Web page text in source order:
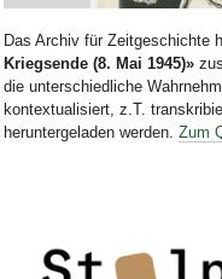
Das Archiv für Zeitgeschichte
Kriegsende (8. Mai 1945)»
die unterschiedliche
kontextualisiert, z.T.
heruntergeladen werden. Zum